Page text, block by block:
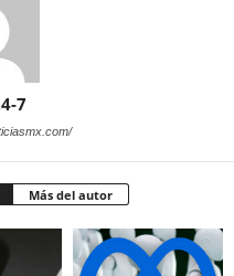
7
Más del autor